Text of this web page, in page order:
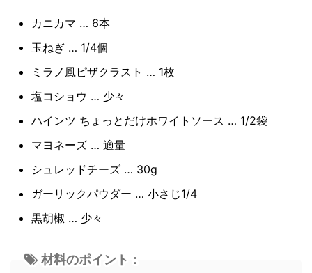
カニカマ … 6本
玉ねぎ … 1/4個
ミラノ風ピザクラスト … 1枚
塩コショウ … 少々
ハインツ ちょっとだけホワイトソース … 1/2袋
マヨネーズ … 適量
シュレッドチーズ … 30g
ガーリックパウダー … 小さじ1/4
黒胡椒 … 少々
材料のポイント：